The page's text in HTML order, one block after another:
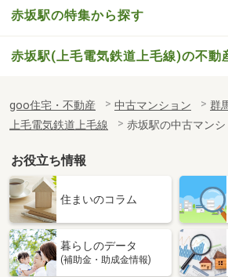
赤坂駅の特集から探す
赤坂駅(上毛電気鉄道上毛線)の不動
goo住宅・不動産 中古マンション 群
上毛電気鉄道上毛線
赤坂駅の中古マン
お役立ち情報
住まいのコラム
暮らしのデータ
(補助金・助成金情報)